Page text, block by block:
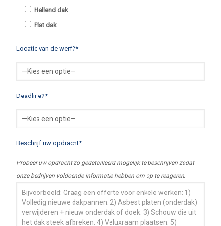
Hellend dak
Plat dak
Locatie van de werf?*
Deadline?*
Beschrijf uw opdracht*
Probeer uw opdracht zo gedetailleerd mogelijk te beschrijven zodat
onze bedrijven voldoende informatie hebben om op te reageren.